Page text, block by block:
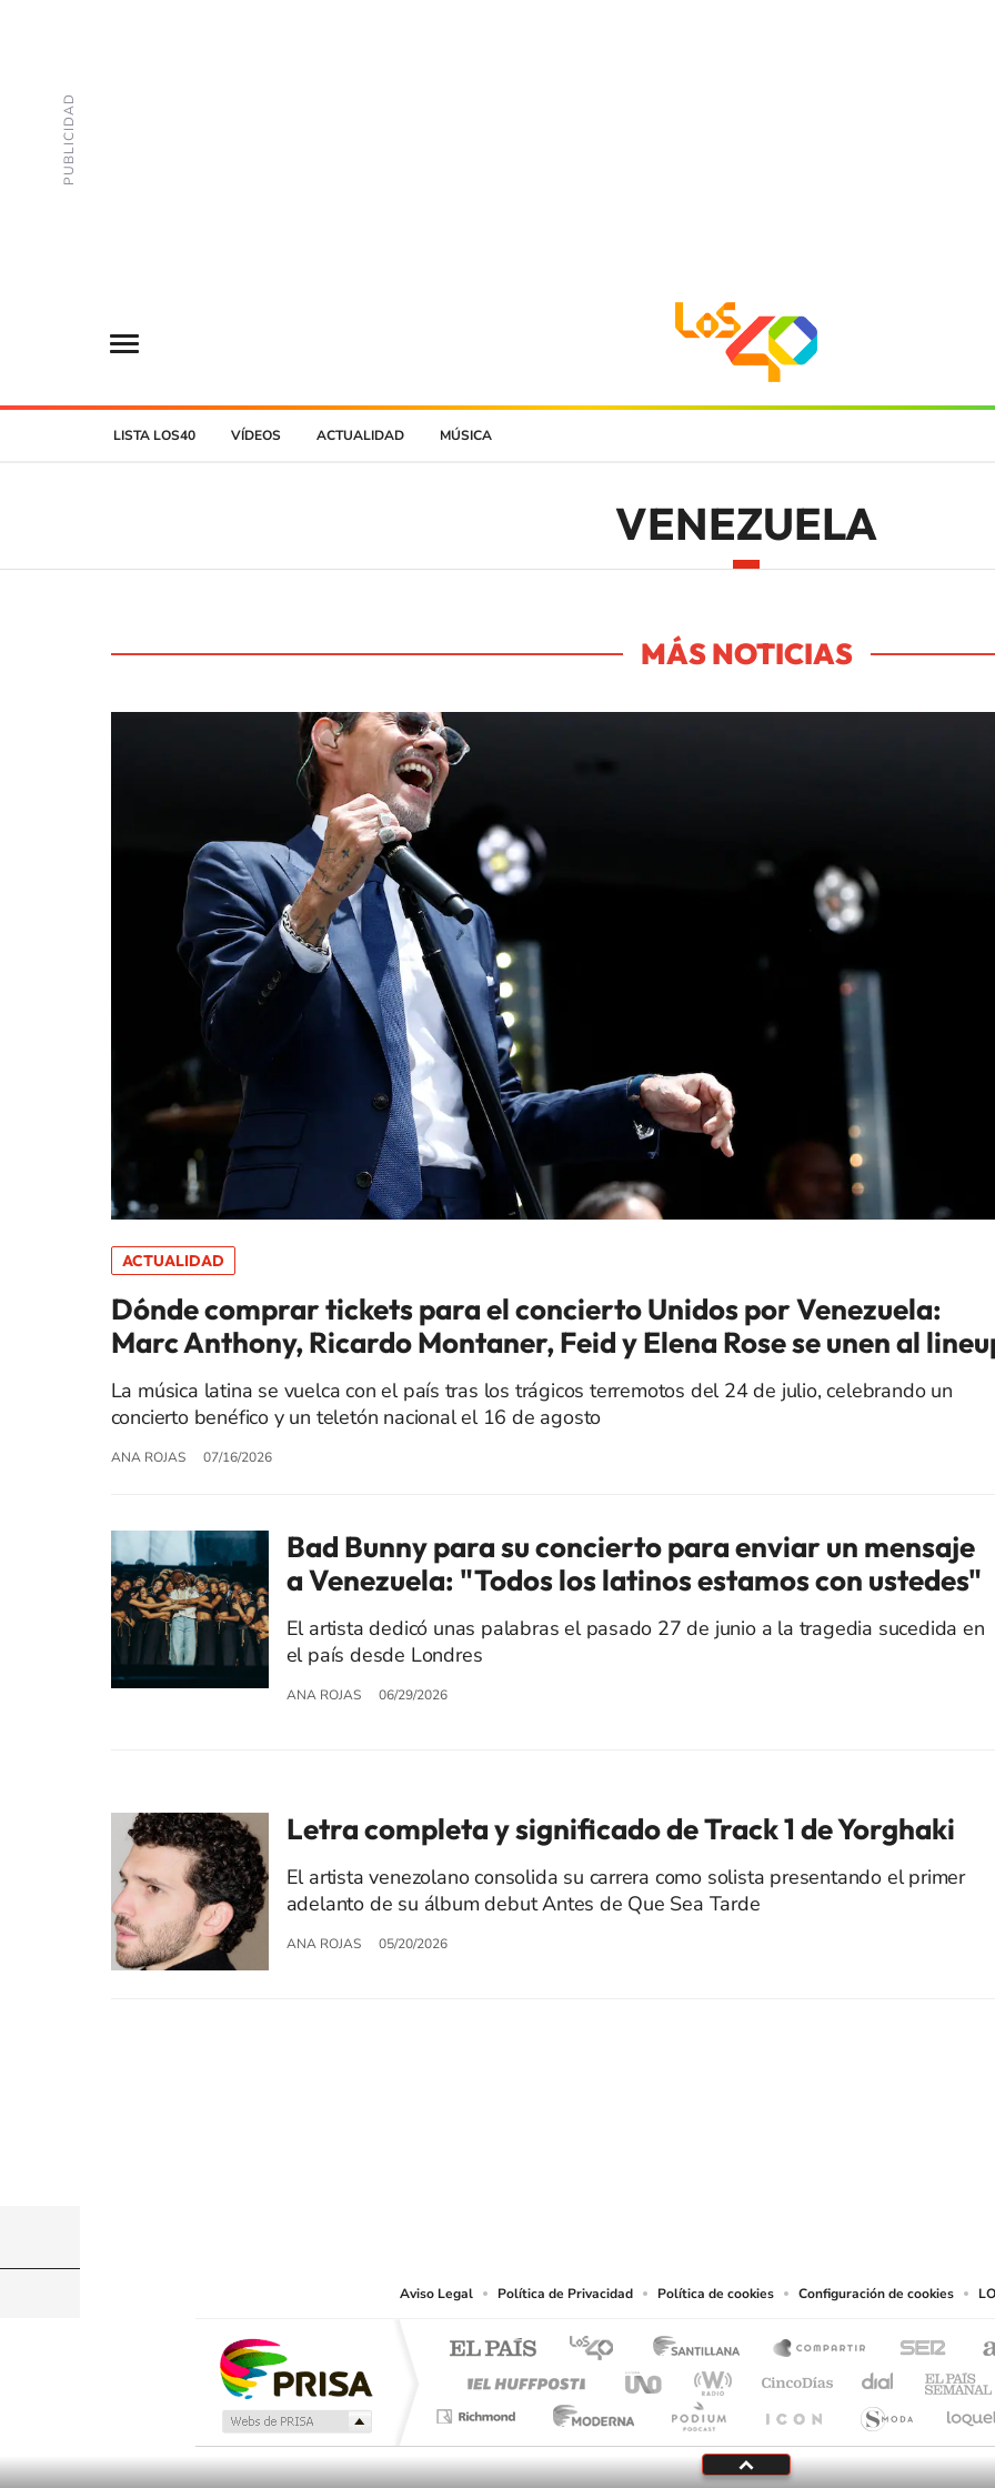
LISTA LOS40 VÍDEOS ACTUALIDAD MÚSICA
VENEZUELA
MÁS NOTICIAS
ACTUALIDAD
Dónde comprar tickets para el concierto Unidos por Venezuela:
Marc Anthony, Ricardo Montaner, Feid y Elena Rose se unen al
La música latina se vuelca con el país tras los trágicos terremotos del 24 de julio, celebrando un
concierto benéfico y un teletón nacional el 16 de agosto
ANA ROJAS 07/16/2026
Bad Bunny para su concierto para enviar un mensaje
a Venezuela: "Todos los latinos estamos con ustedes"
El artista dedicó unas palabras el pasado 27 de junio a la tragedia sucedida en
el país desde Londres
ANA ROJAS 06/29/2026
Letra completa y significado de Track 1 de Yorghaki
El artista venezolano consolida su carrera como solista presentando el primer
adelanto de su álbum debut Antes de Que Sea Tarde
ANA ROJAS 05/20/2026
Aviso Legal Política de Privacidad Política de cookies Configuración de cookies